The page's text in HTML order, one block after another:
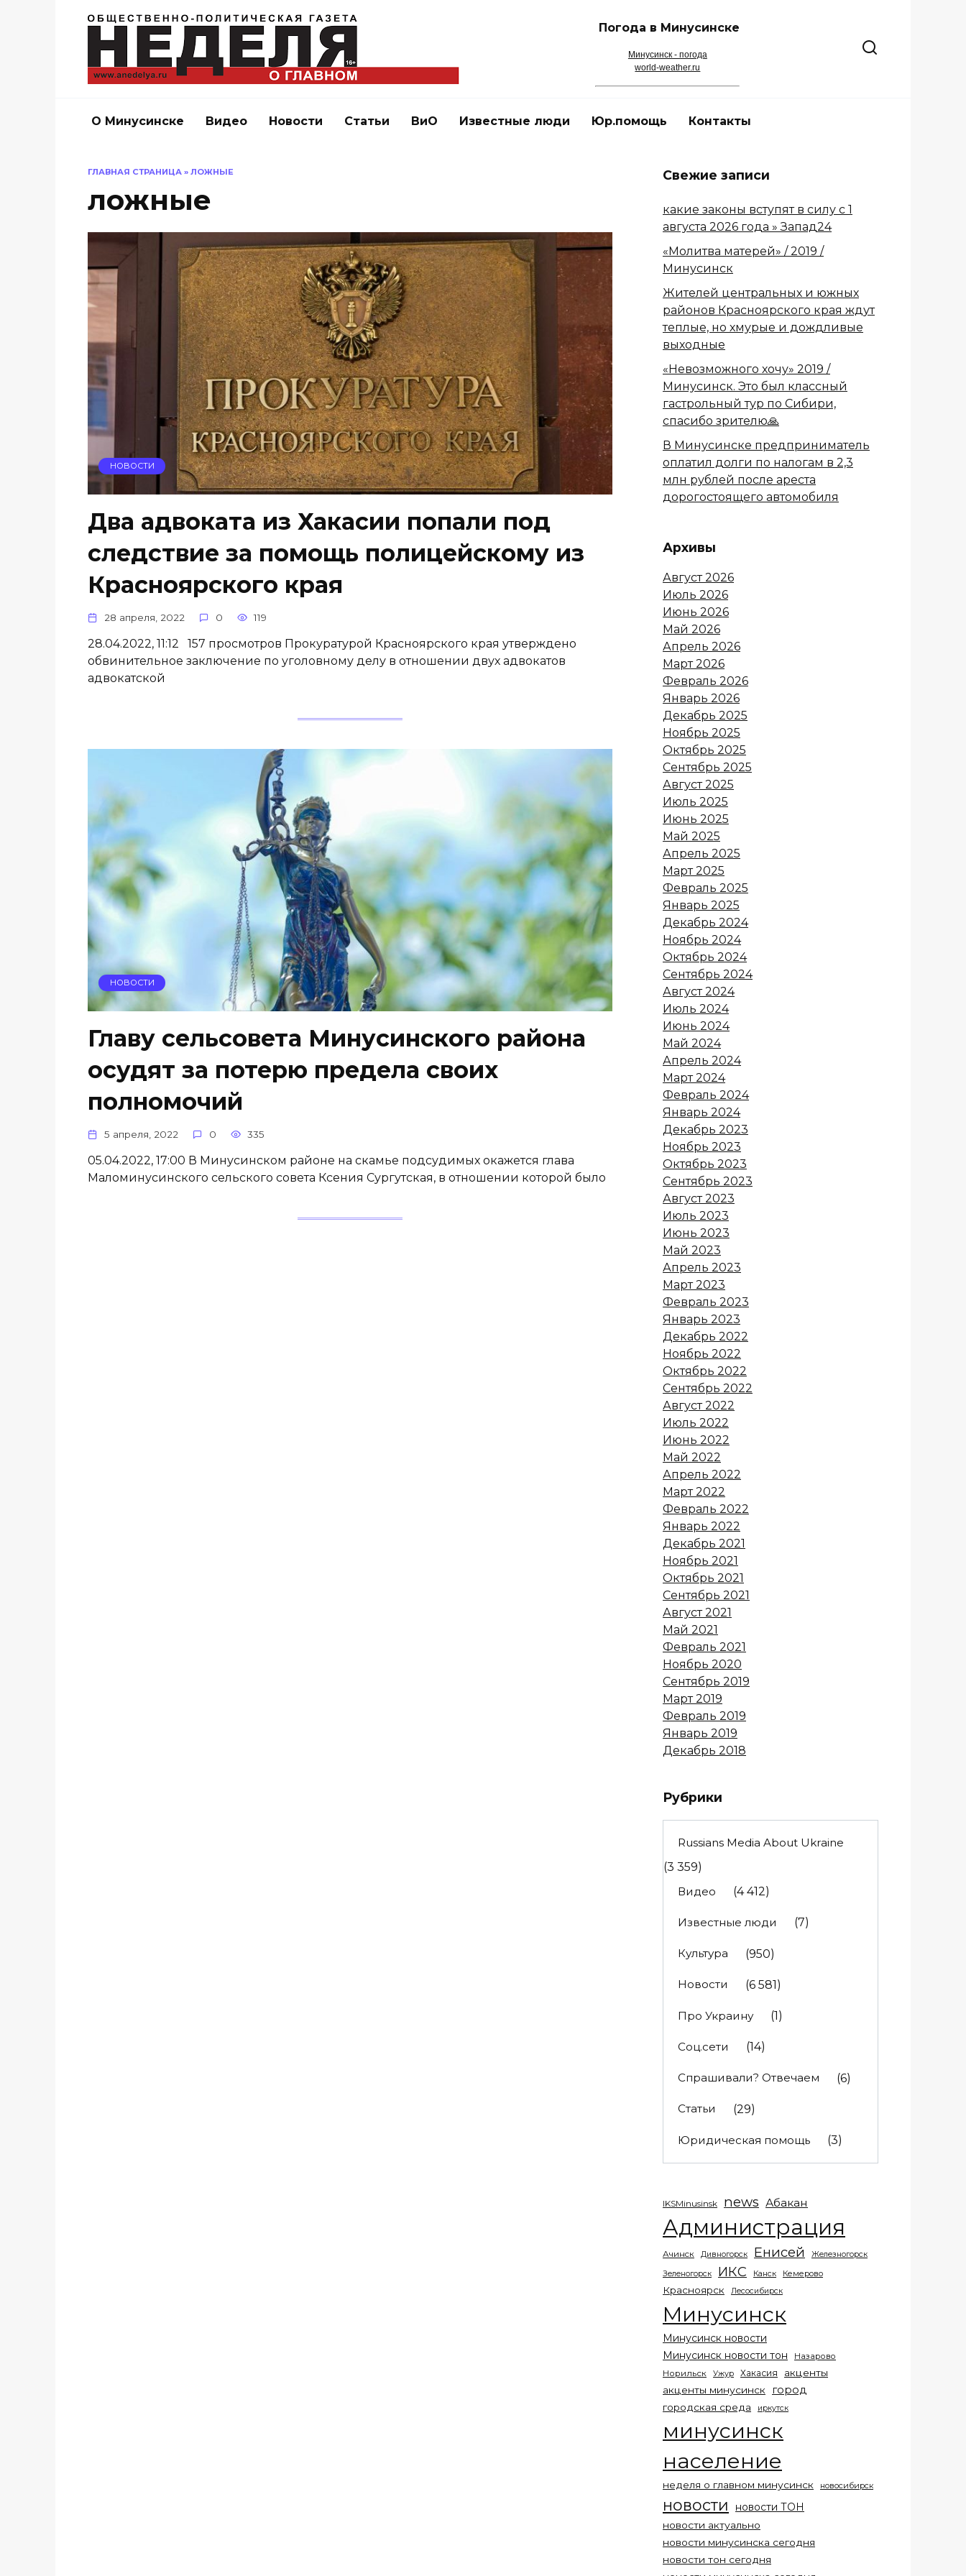
Погода в Минусинске
Минусинск - погода
world-weather.ru
О Минусинске Видео Новости Статьи ВиО Известные люди Юр.помощь Контакты
ГЛАВНАЯ СТРАНИЦА » ЛОЖНЫЕ
ложные
НОВОСТИ
Два адвоката из Хакасии попали под
следствие за помощь полицейскому из
Красноярского края
28 апреля, 2022 0 119
28.04.2022, 11:12 157 просмотров Прокуратурой Красноярского края утверждено
обвинительное заключение по уголовному делу в отношении двух адвокатов
адвокатской
НОВОСТИ
Главу сельсовета Минусинского района
осудят за потерю предела своих
полномочий
5 апреля, 2022 0 335
05.04.2022, 17:00 В Минусинском районе на скамье подсудимых окажется глава
Маломинусинского​ сельского совета​ Ксения Сургутская, в отношении которой было
Свежие записи
какие законы вступят в силу с 1
августа 2026 года » Запад24
«Молитва матерей» / 2019 /
Минусинск
Жителей центральных и южных
районов Красноярского края ждут
теплые, но хмурые и дождливые
выходные
«Невозможного хочу» 2019 /
Минусинск. Это был классный
гастрольный тур по Сибири,
спасибо зрителю🙏
В Минусинске предприниматель
оплатил долги по налогам в 2,3
млн рублей после ареста
дорогостоящего автомобиля
Архивы
Август 2026
Июль 2026
Июнь 2026
Май 2026
Апрель 2026
Март 2026
Февраль 2026
Январь 2026
Декабрь 2025
Ноябрь 2025
Октябрь 2025
Сентябрь 2025
Август 2025
Июль 2025
Июнь 2025
Май 2025
Апрель 2025
Март 2025
Февраль 2025
Январь 2025
Декабрь 2024
Ноябрь 2024
Октябрь 2024
Сентябрь 2024
Август 2024
Июль 2024
Июнь 2024
Май 2024
Апрель 2024
Март 2024
Февраль 2024
Январь 2024
Декабрь 2023
Ноябрь 2023
Октябрь 2023
Сентябрь 2023
Август 2023
Июль 2023
Июнь 2023
Май 2023
Апрель 2023
Март 2023
Февраль 2023
Январь 2023
Декабрь 2022
Ноябрь 2022
Октябрь 2022
Сентябрь 2022
Август 2022
Июль 2022
Июнь 2022
Май 2022
Апрель 2022
Март 2022
Февраль 2022
Январь 2022
Декабрь 2021
Ноябрь 2021
Октябрь 2021
Сентябрь 2021
Август 2021
Май 2021
Февраль 2021
Ноябрь 2020
Сентябрь 2019
Март 2019
Февраль 2019
Январь 2019
Декабрь 2018
Рубрики
Russians Media About Ukraine
(3 359)
Видео
(4 412)
Известные люди (7)
Культура (950)
Новости (6 581)
Про Украину (1)
Соц.сети (14)
Спрашивали? Отвечаем (6)
Статьи (29)
Юридическая помощь (3)
IKSMinusinsk news Абакан
Администрация
Ачинск Дивногорск Енисей Железногорск
Зеленогорск ИКС Канск Кемерово
Красноярск Лесосибирск
Минусинск
Минусинск новости
Минусинск новости тон
Назарово
Норильск
Ужур Хакасия
акценты
акценты минусинск
город
городская среда иркутск
минусинск
население
неделя о главном минусинск новосибирск
новости новости ТОН
новости актуально
новости минусинска сегодня
новости тон сегодня